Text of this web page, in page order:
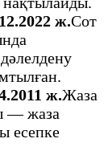
ж.Сот
ж.Жаза
— жаза
есепке